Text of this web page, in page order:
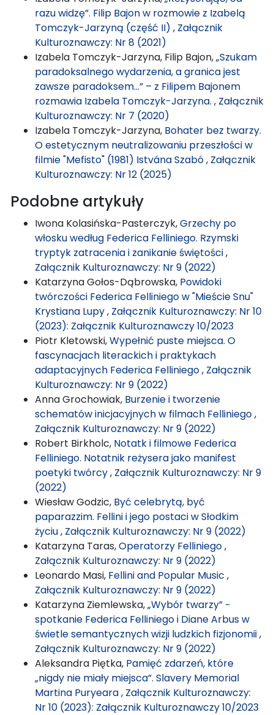
razu widzę”. Filip Bajon w rozmowie z Izabelą
Tomczyk-Jarzyną (część II) , Załącznik
Kulturoznawczy: Nr 8 (2021)
Izabela Tomczyk-Jarzyna, Filip Bajon,„Szukam
paradoksalnego wydarzenia, a granica jest
zawsze paradoksem…” – z Filipem Bajonem
rozmawia Izabela Tomczyk-Jarzyna. , Załącznik
Kulturoznawczy: Nr 7 (2020)
Izabela Tomczyk-Jarzyna, Bohater bez twarzy.
O estetycznym neutralizowaniu przeszłości w
filmie "Mefisto" (1981) Istvána Szabó, Załącznik
Kulturoznawczy: Nr 12 (2025)
Podobne artykuły
Iwona Kolasińska-Pasterczyk,Grzechy po
włosku według Federica Felliniego. Rzymski
tryptyk zatracenia i zanikanie świętości,
Załącznik Kulturoznawczy: Nr 9 (2022)
Katarzyna Gołos-Dąbrowska, Powidoki
twórczości Federica Felliniego w "Mieście Snu"
Krystiana Lupy, Załącznik Kulturoznawczy: Nr 10
(2023): Załącznik Kulturoznawczy 10/2023
Piotr Kletowski,Wypełnić puste miejsca. O
fascynacjach literackich i praktykach
adaptacyjnych Federica Felliniego, Załącznik
Kulturoznawczy: Nr 9 (2022)
Anna Grochowiak, Burzenie i tworzenie
schematów inicjacyjnych w filmach Felliniego,
Załącznik Kulturoznawczy: Nr 9 (2022)
Robert Birkholc, Notatk i filmowe Federica
Felliniego. Notatnik reżysera jako manifest
poetyki twórcy, Załącznik Kulturoznawczy: Nr 9
(2022)
Wiesław Godzic, Być celebrytą, być
paparazzim. Fellini i jego postaci w Słodkim
życiu, Załącznik Kulturoznawczy: Nr 9 (2022)
Katarzyna Taras,Operatorzy Felliniego,
Załącznik Kulturoznawczy: Nr 9 (2022)
Leonardo Masi, Fellini and Popular Music ,
Załącznik Kulturoznawczy: Nr 9 (2022)
Katarzyna Ziemlewska,„Wybór twarzy” −
spotkanie Federica Felliniego i Diane Arbus w
świetle semantycznych wizji ludzkich fizjonomii,
Załącznik Kulturoznawczy: Nr 9 (2022)
Aleksandra Piętka, Pamięć zdarzeń, które
„nigdy nie miały miejsca”. Slavery Memorial
Martina Puryeara, Załącznik Kulturoznawczy:
Nr 10 (2023): Załącznik Kulturoznawczy 10/2023